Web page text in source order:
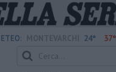
24° 37°